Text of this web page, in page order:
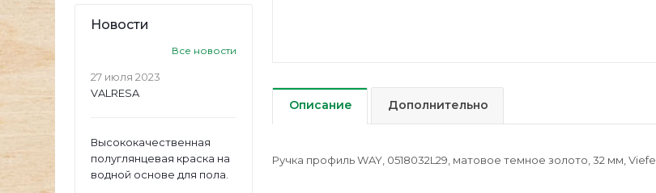
Новости
Все новости
27 июля 2023
VALRESA
Высококачественная
полуглянцевая краска на
водной основе для пола.
Описание Дополнительно
Ручка профиль WAY, 0518032L29, матовое темное золото, 32 мм, Viefe